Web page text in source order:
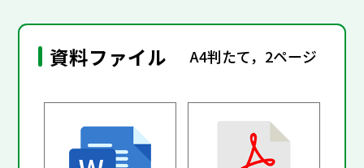
資料ファイル A4判たて，2ページ